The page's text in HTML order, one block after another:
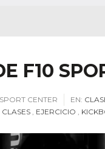
F10
CENTER EN:
CLASES , EJERCICIO ,